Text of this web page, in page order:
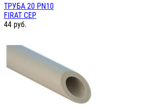
ТРУБА 20 PN10
FIRAT СЕР
44 руб.